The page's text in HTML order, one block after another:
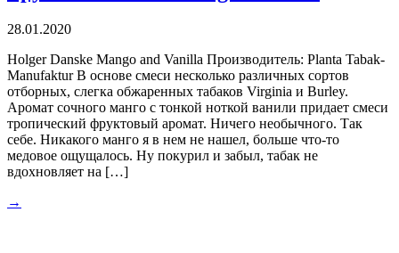
28.01.2020
Holger Danske Mango and Vanilla Производитель: Planta Tabak-
Manufaktur В основе смеси несколько различных сортов
отборных, слегка обжаренных табаков Virginia и Burley.
Аромат сочного манго с тонкой ноткой ванили придает смеси
тропический фруктовый аромат. Ничего необычного. Так
себе. Никакого манго я в нем не нашел, больше что-то
медовое ощущалось. Ну покурил и забыл, табак не
вдохновляет на […]
→